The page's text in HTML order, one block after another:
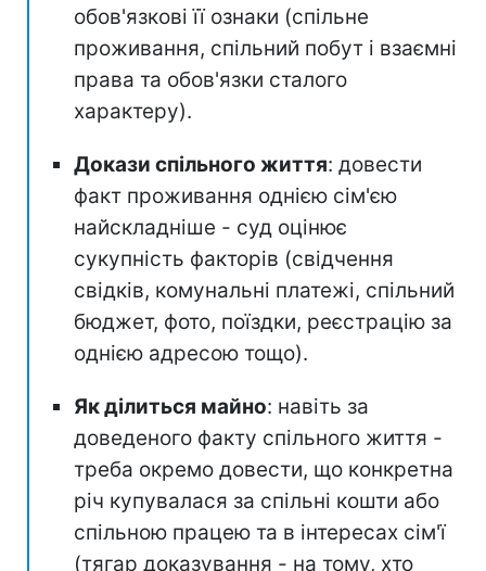
обов'язкові її ознаки (спільне
проживання, спільний побут і взаємні
права та обов'язки сталого
характеру).
Докази спільного життя: довести
факт проживання однією сім'єю
найскладніше - суд оцінює
сукупність факторів (свідчення
свідків, комунальні платежі, спільний
бюджет, фото, поїздки, реєстрацію за
однією адресою тощо).
Як ділиться майно: навіть за
доведеного факту спільного життя -
треба окремо довести, що конкретна
річ купувалася за спільні кошти або
спільною працею та в інтересах сім'ї
(тягар доказування - на тому, хто